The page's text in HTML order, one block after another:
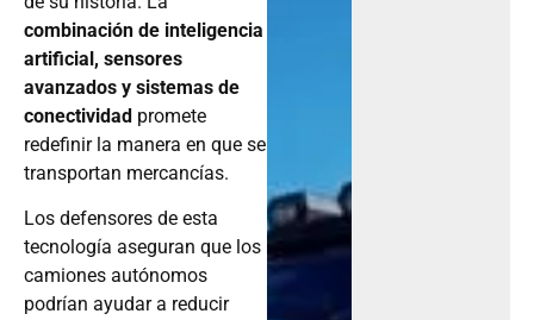
combinación de inteligencia
artificial, sensores
avanzados y sistemas de
conectividad promete
redefinir la manera en que se
transportan mercancías.
Los defensores de esta
tecnología aseguran que los
camiones autónomos
podrían ayudar a reducir